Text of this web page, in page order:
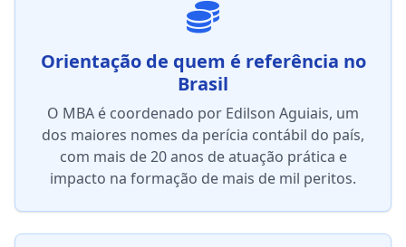
Orientação de quem é referência no
Brasil
O MBA é coordenado por Edilson Aguiais, um
dos maiores nomes da perícia contábil do país,
com mais de 20 anos de atuação prática e
impacto na formação de mais de mil peritos.